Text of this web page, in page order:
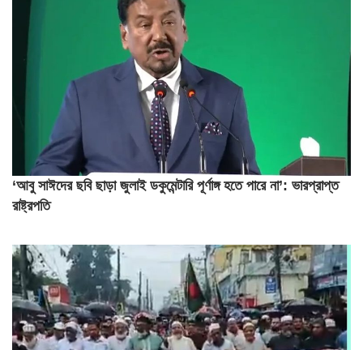
‘আবু সাঈদের ছবি ছাড়া জুলাই ডকুমেন্টারি পূর্ণাঙ্গ হতে পারে না’: ভারপ্রাপ্ত
রাষ্ট্রপতি